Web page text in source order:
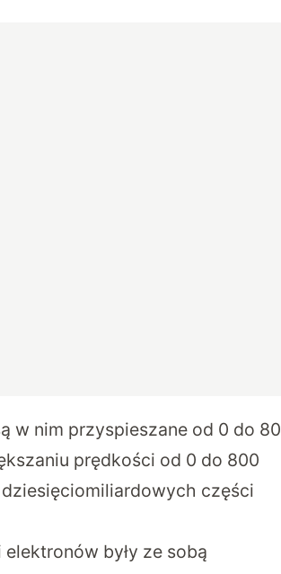
w nim przyspieszane od 0 do 80
prędkości od 0 do 800
części
były ze sobą